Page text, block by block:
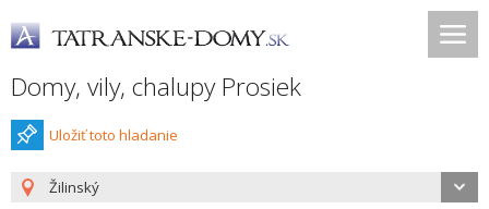
Domy, vily, chalupy Prosiek
Uložiť toto hladanie
Žilinský